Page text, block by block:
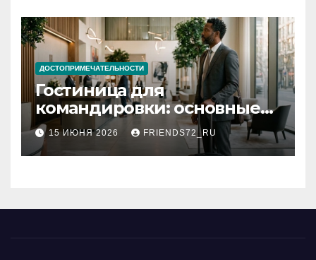
ДОСТОПРИМЕЧАТЕЛЬНОСТИ
Гостиница для
командировки: основные
критерии выбора
15 ИЮНЯ 2026 FRIENDS72_RU